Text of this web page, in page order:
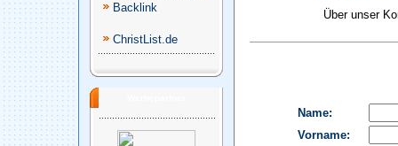
Backlink
ChristList.de
Über unser